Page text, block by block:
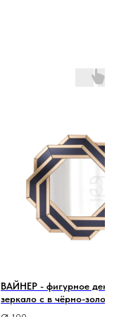
ВАЙНЕР - фигурное
зеркало с в чёрно-